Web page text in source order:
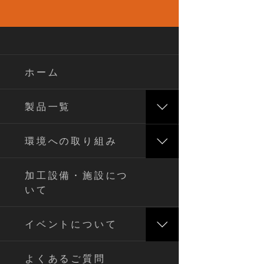
ホーム
製品一覧
環境への取り組み
加工設備・施設につ
いて
イベントについて
よくあるご質問